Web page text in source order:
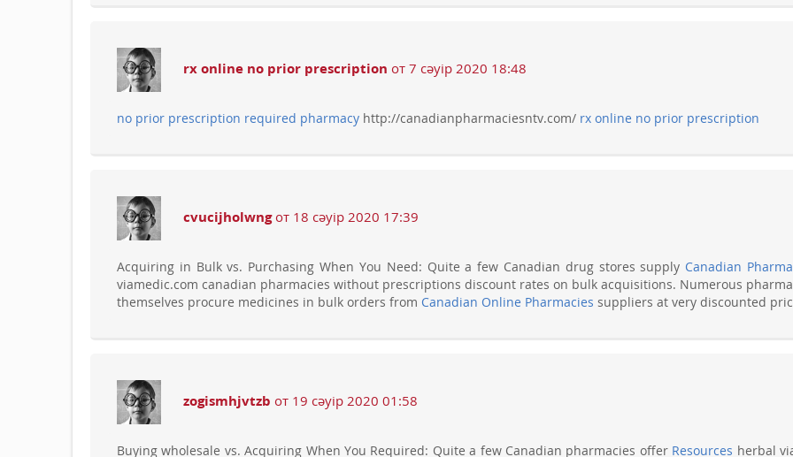
rx online no prior prescription от 7 сәуір 2020 18:48
no prior prescription required pharmacy http://canadianpharmaciesntv.com/ rx online no prior prescription
cvucijholwngот 18 сәуір 2020 17:39
Acquiring in Bulk vs. Purchasing When You Need: Quite a few Canadian drug stores supply Canadian
viamedic.com canadian pharmacies without prescriptions discount rates on bulk acquisitions. Numerous
themselves procure medicines in bulk orders from Canadian Online Pharmacies suppliers at very discounted
zogismhjvtzb от 19 сәуір 2020 01:58
Buying wholesale vs. Acquiring When You Required: Quite a few Canadian pharmacies offer Resources herbal